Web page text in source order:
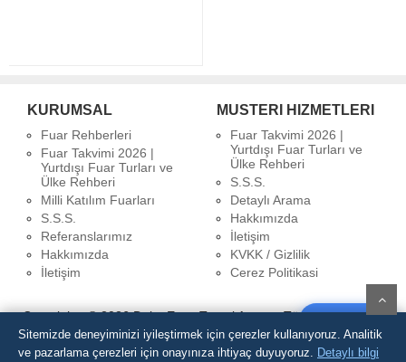
KURUMSAL
Fuar Rehberleri
Fuar Takvimi 2026 |
Yurtdışı Fuar Turları ve
Ülke Rehberi
Milli Katılım Fuarları
S.S.S.
Referanslarımız
Hakkımızda
İletişim
MUSTERI HIZMETLERI
Fuar Takvimi 2026 |
Yurtdışı Fuar Turları ve
Ülke Rehberi
S.S.S.
Detaylı Arama
Hakkımızda
İletişim
KVKK / Gizlilik
Cerez Politikasi
Copyrights © 2026 Delta Expo Travel Agency Türsab Belge No:
3970
WhatsApp Destek Hattı
Sitemizde deneyiminizi iyileştirmek için çerezler kullanıyoruz. Analitik
ve pazarlama çerezleri için onayınıza ihtiyaç duyuyoruz. Detaylı bilgi